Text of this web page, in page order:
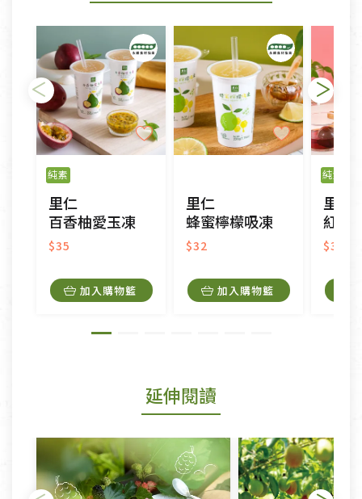
純素
里仁
百香柚愛玉凍
$35
加入購物籃
里仁
蜂蜜檸檬吸凍
$32
加入購物籃
純素
里仁
紅李
$32
延伸閱讀